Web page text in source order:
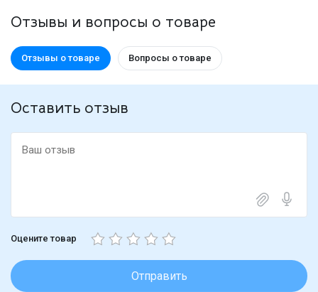
Отзывы и вопросы о товаре
Отзывы о товаре Вопросы о товаре
Оставить отзыв
Оцените товар
Отправить